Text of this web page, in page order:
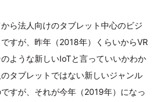
ら法人向けのタブレット中心のビジ
すが、昨年（2018年）くらいからVR
ような新しいIoTと言っていいかわか
タブレットではない新しいジャンル
すが、それが今年（2019年）になっ